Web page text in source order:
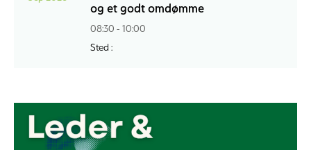
og et godt omdømme
08:30 - 10:00
Sted :